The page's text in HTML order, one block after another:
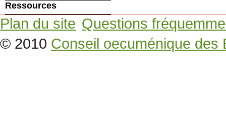
Ressources
Plan du site Questions
© 2010 Conseil oecuménique des